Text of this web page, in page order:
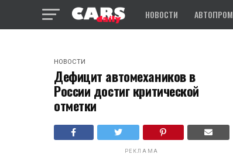
НОВОСТИ АВТОПРОМ
НОВОСТИ
Дефицит автомехаников в
России достиг критической
отметки
РЕКЛАМА